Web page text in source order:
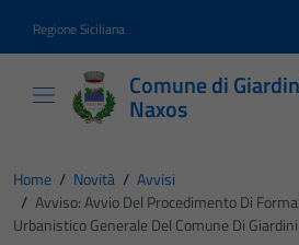
Regione Siciliana
Comune di
Naxos
Home / Novità / Avvisi
/ Avviso: Avvio Del Procedimento Di
Urbanistico Generale Del Comune Di